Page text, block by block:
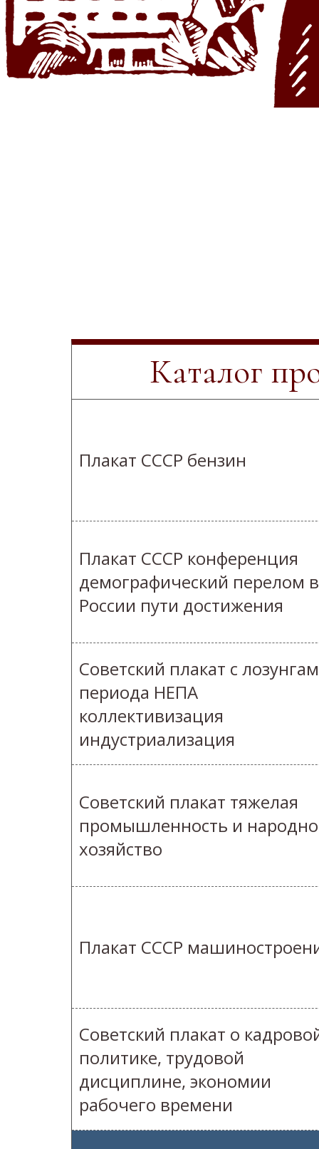
Каталог
Плакат СССР бензин
Плакат СССР конференция
демографический перелом в
России пути достижения
Советский плакат с
периода НЕПА
коллективизация
индустриализация
Советский плакат тяжелая
промышленность и
хозяйство
Плакат СССР
Советский плакат о
политике, трудовой
дисциплине, экономии
рабочего времени